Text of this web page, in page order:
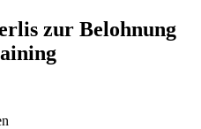
zur Belohnung